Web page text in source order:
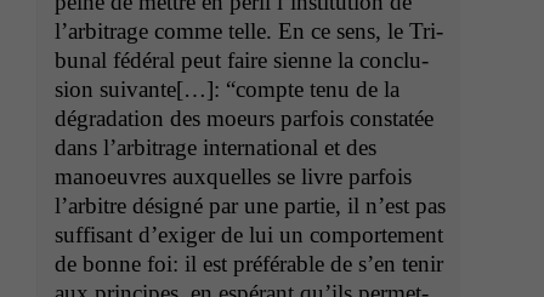
l’arbitrage comme telle. En ce sens, le Tri­
bunal fédéral peut faire sienne la con­clu­
sion suiv­ante[…]: “compte tenu de la
dégra­da­tion des moeurs par­fois con­statée
dans l’arbitrage inter­na­tion­al et des
manoeu­vres aux­quelles se livre par­fois
l’arbitre désigné par une par­tie, il n’est pas
suff­isant d’exiger de lui un com­porte­ment
de bonne foi: il est préférable de s’en tenir